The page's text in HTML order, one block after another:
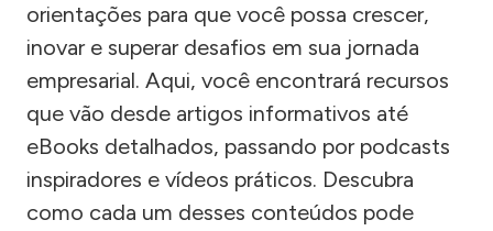
orientações para que você possa crescer,
inovar e superar desafios em sua jornada
empresarial. Aqui, você encontrará recursos
que vão desde artigos informativos até
eBooks detalhados, passando por podcasts
inspiradores e vídeos práticos. Descubra
como cada um desses conteúdos pode